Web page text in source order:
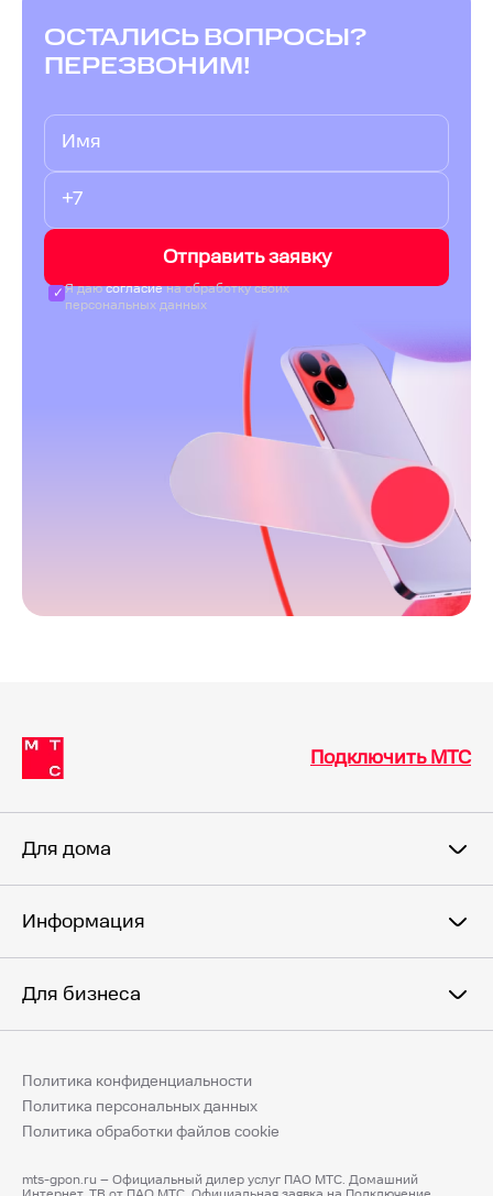
ОСТАЛИСЬ ВОПРОСЫ?
ПЕРЕЗВОНИМ!
Отправить заявку
Я даюсогласиена обработку своих
персональных данных
Подключить МТС
Для дома
Информация
Для бизнеса
Политика конфиденциальности
Политика персональных данных
Политика обработки файлов cookie
mts-gpon.ru – Официальный дилер услуг ПАО МТС. Домашний